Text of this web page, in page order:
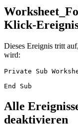
Klick-
Dieses Ereignis tritt
wird:
Private Sub
Alle
deaktivieren